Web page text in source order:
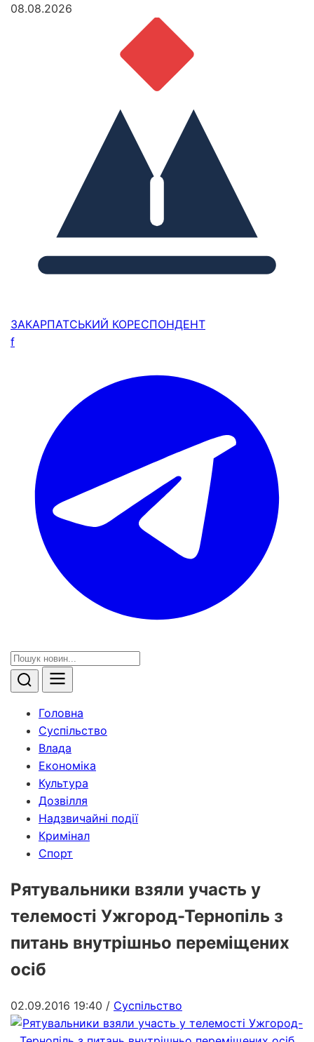
08.08.2026
ЗАКАРПАТСЬКИЙ КОРЕСПОНДЕНТ
f
Головна
Суспільство
Влада
Економіка
Культура
Дозвілля
Надзвичайні події
Кримінал
Спорт
Рятувальники взяли участь у
телемості Ужгород-Тернопіль з
питань внутрішньо переміщених
осіб
02.09.2016 19:40 / Суспільство